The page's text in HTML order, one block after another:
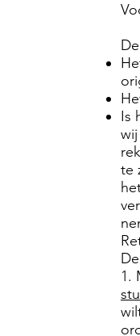
Is
te
1.